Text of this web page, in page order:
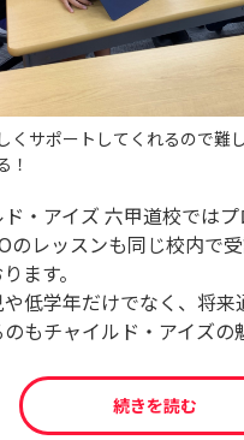
くサポートしてくれるので難
！
・アイズ 六甲道校では
のレッスンも同じ校内で
ます。
低学年だけでなく、将来
もチャイルド・アイズの
続きを読む